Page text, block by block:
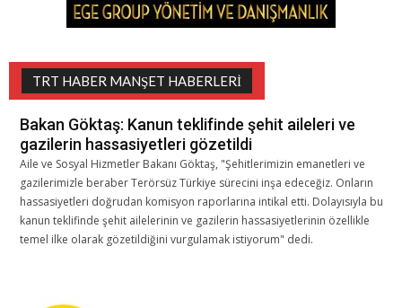
TRT HABER MANŞET HABERLERI
Bakan Göktaş: Kanun teklifinde şehit aileleri ve
gazilerin hassasiyetleri gözetildi
Aile ve Sosyal Hizmetler Bakanı Göktaş, "Şehitlerimizin emanetleri ve
gazilerimizle beraber Terörsüz Türkiye sürecini inşa edeceğiz. Onların
hassasiyetleri doğrudan komisyon raporlarına intikal etti. Dolayısıyla bu
kanun teklifinde şehit ailelerinin ve gazilerin hassasiyetlerinin özellikle
temel ilke olarak gözetildiğini vurgulamak istiyorum" dedi.